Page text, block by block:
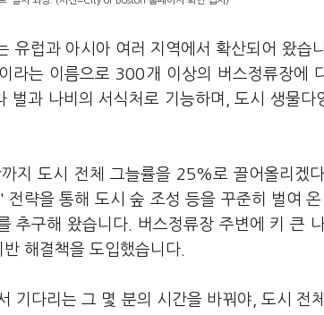
럽과 아시아 여러 지역에서 확산되어 왔습
는 이름으로 300개 이상의 버스정류장에
벌과 나비의 서식처로 기능하며, 도시 생물다
지 도시 전체 그늘률을 25%로 끌어올리겠
략을 통해 도시 숲 조성 등을 꾸준히 벌여 온
구해 왔습니다. 버스정류장 주변에 키 큰
해결책을 도입했습니다.
기다리는 그 몇 분의 시간을 바꿔야, 도시 전